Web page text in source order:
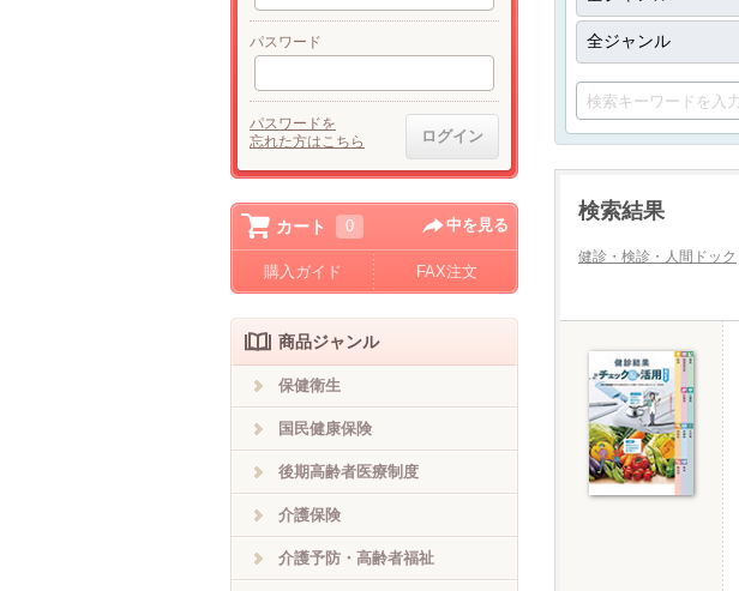
検索結果
健診・検診・人間ドック
パスワード
パスワードを
忘れた方はこちら
カート 0 中を見る
購入ガイド FAX注文
商品ジャンル
保健衛生
国民健康保険
後期高齢者医療制度
介護保険
介護予防・高齢者福祉